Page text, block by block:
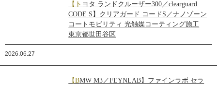
【トヨタ ランドクルーザー300／clearguard
CODE S】クリアガード コードS／ナノゾーン
コートモビリティ 光触媒コーティング施工
東京都世田谷区
2026.06.27
【BMW M3／FEYNLAB】ファインラボ セラ